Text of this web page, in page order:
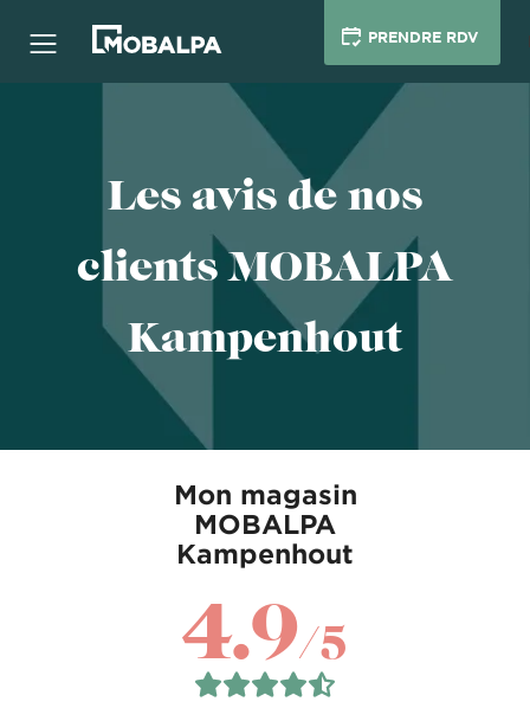
PRENDRE RDV
Les avis de nos
clients MOBALPA
Kampenhout
Mon magasin
MOBALPA
Kampenhout
4.9/5